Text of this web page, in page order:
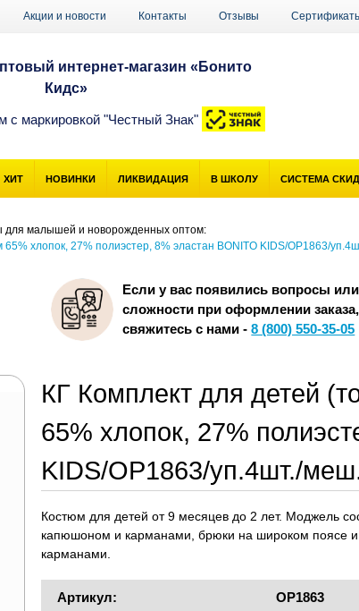
Акции и новости Контакты Отзывы
интернет-магазин «Бонито
Кидс»
с маркировкой "Честный Знак"
ХИТ НОВИНКИ ЛИКВИДАЦИЯ В ШКОЛУ СИСТЕМА
для малышей и новорожденных оптом:
хлопок, 27% полиэстер, 8% эластан BONITO KIDS/OP1863/
Если у вас появились вопросы или
сложности при оформлении заказа,
свяжитесь с нами -8 (800) 550-35-05
КГ Комплект для детей
65% хлопок, 27%
KIDS/OP1863/уп.4шт./
Костюм для детей от 9 месяцев до 2 лет. Моджель
капюшоном и карманами, брюки на широком поясе
карманами.
Артикул: OP1863